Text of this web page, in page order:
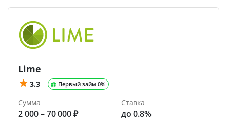
Lime
3.3 Первый займ 0%
Сумма
2 000 – 70 000 ₽
Ставка
до 0.8%